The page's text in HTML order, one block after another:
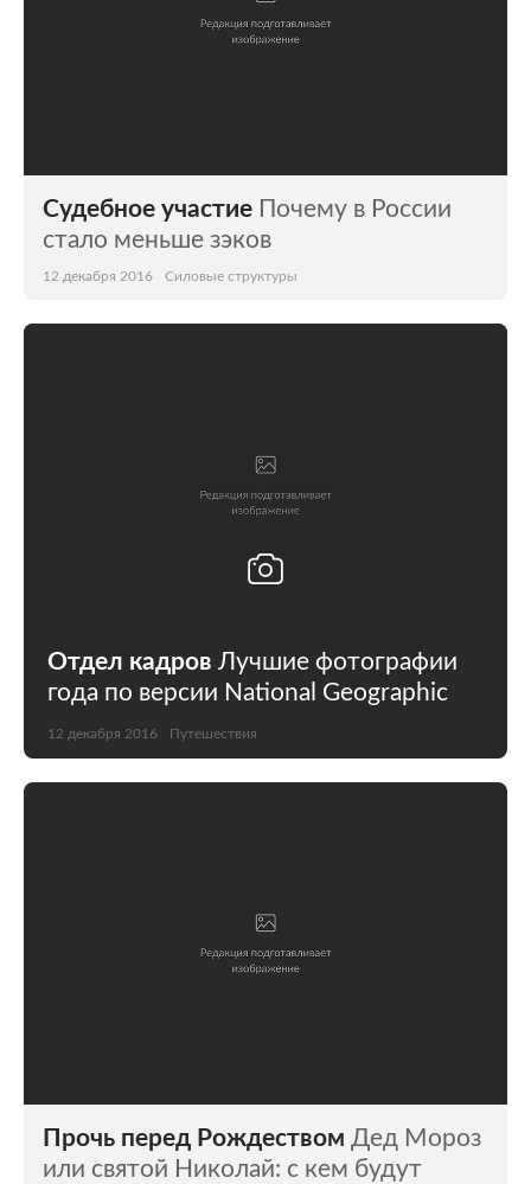
Судебное участие Почему в России
стало меньше зэков
12 декабря 2016 Силовые структуры
Отдел кадров Лучшие фотографии
года по версии National Geographic
12 декабря 2016 Путешествия
Прочь перед Рождеством Дед Мороз
или святой Николай: с кем будут